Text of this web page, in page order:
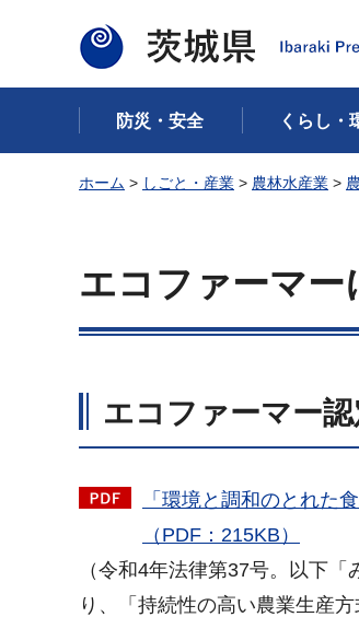
茨城県
防災・安全 くらし・
ホーム > しごと・産業 > 農林水産業 >
エコファーマー
エコファーマー
「環境と調和のとれた
（PDF：215KB）
（令和4年法律第37号。以下
り、「持続性の高い農業生産